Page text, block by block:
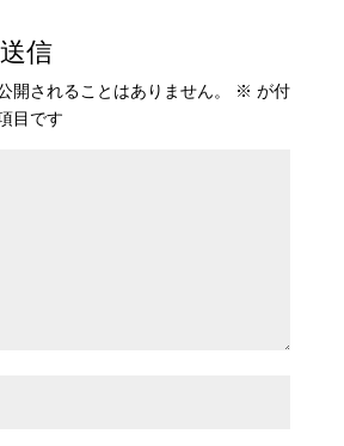
信
開されることはありません。 ※ が付
目です